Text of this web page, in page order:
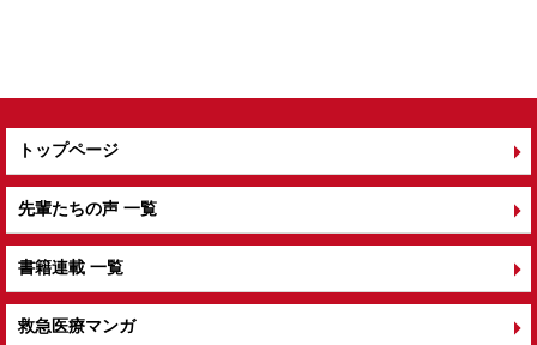
トップページ
先輩たちの声 一覧
書籍連載 一覧
救急医療マンガ